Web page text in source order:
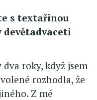
s textařinou
devětadvaceti
roky, když jsem
rozhodla, že
Z mé